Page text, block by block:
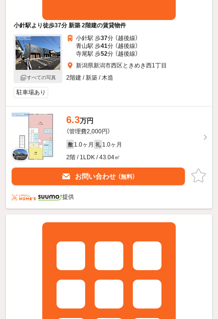
小針駅より徒歩37分 新築 2階建の賃貸物件
すべての写真
小針駅 歩37分 （越後線）
青山駅 歩41分 （越後線）
寺尾駅 歩52分 （越後線）
新潟県新潟市西区ときめき西1丁目
2階建 / 新築 / 木造
駐車場あり
6.3万円
（管理費2,000円）
敷 1.0ヶ月 礼 1.0ヶ月
2階 / 1LDK / 43.04㎡
お問い合わせ （無料）
提供